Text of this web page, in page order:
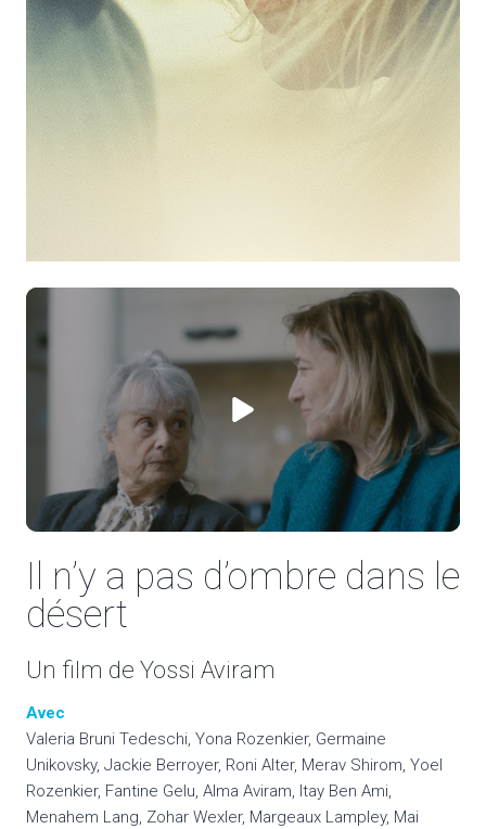
Il n’y a pas d’ombre dans le
désert
Un film de Yossi Aviram
Avec
Valeria Bruni Tedeschi, Yona Rozenkier, Germaine
Unikovsky, ​Jackie Berroyer, Roni Alter, Merav Shirom, Yoel
Rozenkier, ​Fantine Gelu, ​Alma Aviram, ​Itay Ben Ami, ​
Menahem Lang, Zohar Wexler, ​Margeaux Lampley, ​Mai